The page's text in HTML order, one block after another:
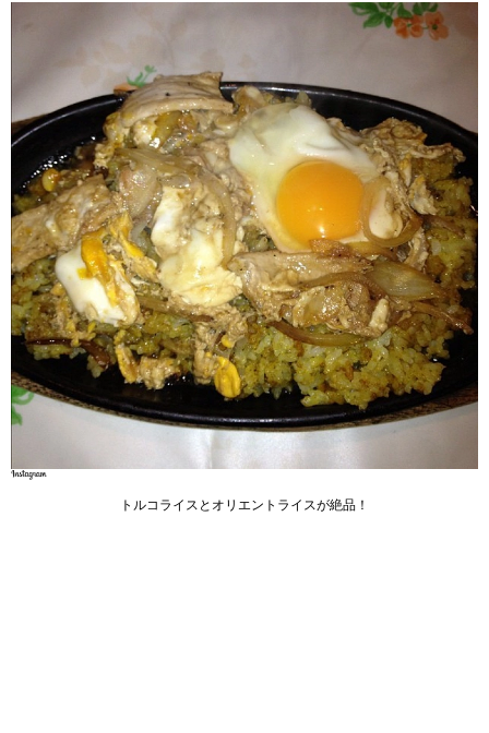
トルコライスとオリエントライスが絶品！